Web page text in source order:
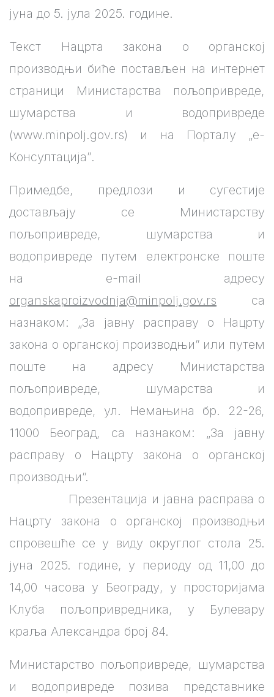
јуна до 5. јула 2025. године.
Текст Нацрта закона о органској
производњи биће постављен на интернет
страници Министарства пољопривреде,
шумарства и водопривреде
(www.minpolj.gov.rs) и на Порталу „е-
Консултацијаˮ.
Примедбе, предлози и сугестије
достављају се Министарству
пољопривреде, шумарства и
водопривреде путем електронске поште
на e-mail адресу
organskaproizvodnja@minpolj.gov.rs са
назнаком: „За јавну расправу о Нацрту
закона о органској производњи” или путем
поште на адресу Министарства
пољопривреде, шумарства и
водопривреде, ул. Немањина бр. 22-26,
11000 Београд, са назнаком: „За јавну
расправу о Нацрту закона о органској
производњи”.
Презентација и јавна расправа о
Нацрту закона о органској производњи
спровешће се у виду округлог стола 25.
јуна 2025. године, у периоду од 11,00 до
14,00 часова у Београду, у просторијама
Клуба пољопривредника, у Булевару
краља Александра број 84.
Министарство пољопривреде, шумарства
и водопривреде позива представнике